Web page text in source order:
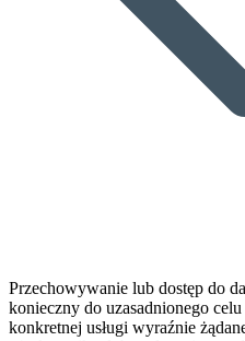
Przechowywanie lub dostęp do
konieczny do uzasadnionego
konkretnej usługi wyraźnie